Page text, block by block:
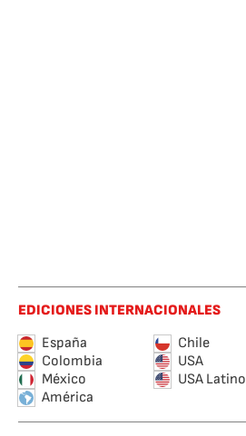
EDICIONES INTERNACIONALES
España
Chile
Colombia
USA
México
USA Latino
América